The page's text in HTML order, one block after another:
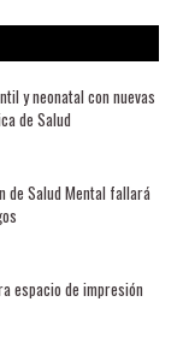
y neonatal con nuevas
de Salud
de Salud Mental fallará
espacio de impresión